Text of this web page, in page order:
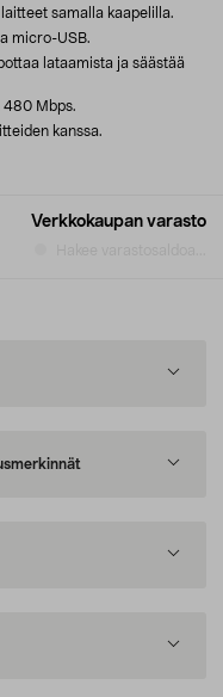
Verkkokaupan varasto
samalla kaapelilla.
micro-USB.
lataamista ja säästää
480 Mbps.
kanssa.